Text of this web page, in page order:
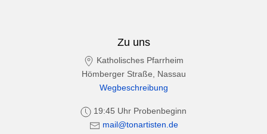
Zu uns
Katholisches Pfarrheim
Hömberger Straße, Nassau
Wegbeschreibung
19:45 Uhr Probenbeginn
mail@tonartisten.de